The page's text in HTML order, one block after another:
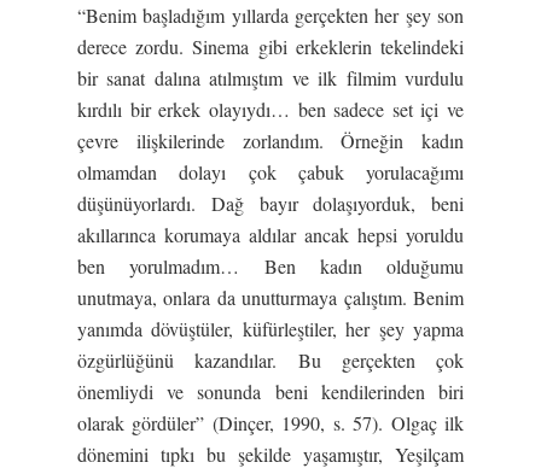
“Benim başladığım yıllarda gerçekten her şey son
derece zordu. Sinema gibi erkeklerin tekelindeki
bir sanat dalına atılmıştım ve ilk filmim vurdulu
kırdılı bir erkek olayıydı… ben sadece set içi ve
çevre ilişkilerinde zorlandım. Örneğin kadın
olmamdan dolayı çok çabuk yorulacağımı
düşünüyorlardı. Dağ bayır dolaşıyorduk, beni
akıllarınca korumaya aldılar ancak hepsi yoruldu
ben yorulmadım… Ben kadın olduğumu
unutmaya, onlara da unutturmaya çalıştım. Benim
yanımda dövüştüler, küfürleştiler, her şey yapma
özgürlüğünü kazandılar. Bu gerçekten çok
önemliydi ve sonunda beni kendilerinden biri
olarak gördüler” (Dinçer, 1990, s. 57). Olgaç ilk
dönemini tıpkı bu şekilde yaşamıştır, Yeşilçam